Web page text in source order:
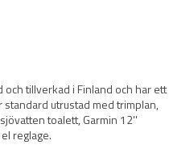
och tillverkad i Finland och har ett
utrustad med trimplan,
toalett, Garmin 12''
reglage.